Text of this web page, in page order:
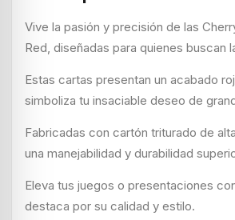
Vive la pasión y precisión de las
Red, diseñadas para quienes buscan
Estas cartas presentan un acabado
simboliza tu insaciable deseo de
Fabricadas con cartón triturado de
una manejabilidad y durabilidad
Eleva tus juegos o presentaciones
destaca por su calidad y estilo.